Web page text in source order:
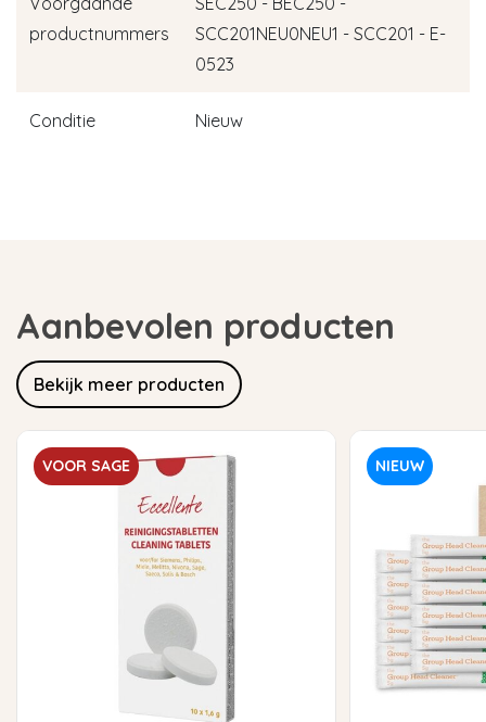
productnummers
SCC201NEU0NEU1 - SCC201 - E-
0523
Conditie Nieuw
Aanbevolen producten
Bekijk meer producten
VOOR SAGE NIEUW